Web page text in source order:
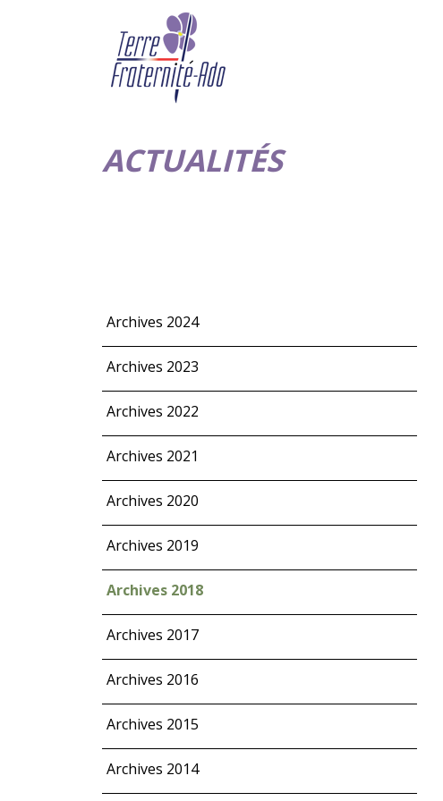
ACTUALITÉS
Archives 2024
Archives 2023
Archives 2022
Archives 2021
Archives 2020
Archives 2019
Archives 2018
Archives 2017
Archives 2016
Archives 2015
Archives 2014